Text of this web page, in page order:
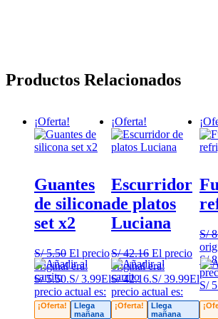
Productos Relacionados
¡Oferta!
Llega
mañana
¡Oferta!
Guantes
de silicona
set x2
S/5.50 El precio
original era:
S/ 5.50.S/3.99El
precio actual es:
S/ 3.99.
¡Oferta!
Llega
mañana
¡Oferta!
Escurridor
de platos
Luciana
S/42.16 El precio
original era:
S/ 42.16.S/39.99El
precio actual es:
S/ 39.99.
S/
S/
S/